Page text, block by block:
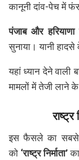
कानूनी दांव-पेच में
पंजाब और हरियाणा
सुनाया। यानी
यहां ध्यान देने वाली
मामलों में तेजी लाने
राष्ट्र
इस फैसले का सबसे
को ‘राष्ट्र निर्माता’